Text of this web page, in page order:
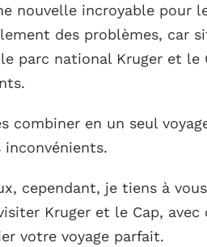
nouvelle incroyable pour
des problèmes, car
le parc national Kruger et
combiner en un seul
inconvénients.
cependant, je tiens à
Kruger et le Cap,
votre voyage parfait.